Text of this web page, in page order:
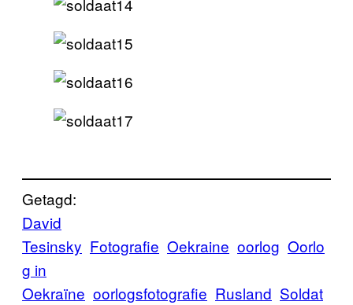
Getagd:
David
Tesinsky Fotografie Oekraine oorlog Oorlo
g in
Oekraïne oorlogsfotografie Rusland Soldat